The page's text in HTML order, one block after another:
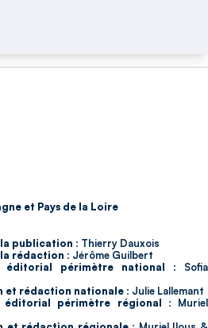
et Pays de la Loire
publication : Thierry Dauxois
rédaction : Jérôme Guilbert
éditorial périmètre national : Sofia
et rédaction nationale : Julie Lallemant
éditorial périmètre régional : Muriel